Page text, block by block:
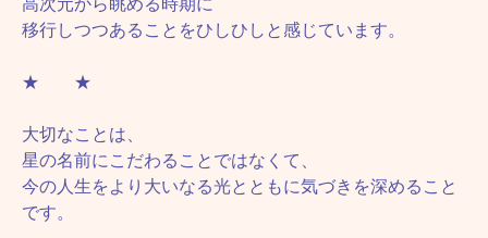
移行しつつあることをひしひしと感じています。
★ ★
大切なことは、
星の名前にこだわることではなくて、
今の人生をより大いなる光とともに気づきを深めること
です。